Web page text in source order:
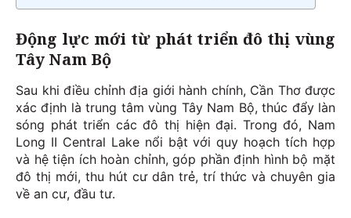
Động lực mới từ phát triển đô thị vùng
Tây Nam Bộ
Sau khi điều chỉnh địa giới hành chính, Cần Thơ được
xác định là trung tâm vùng Tây Nam Bộ, thúc đẩy làn
sóng phát triển các đô thị hiện đại. Trong đó, Nam
Long II Central Lake nổi bật với quy hoạch tích hợp
và hệ tiện ích hoàn chỉnh, góp phần định hình bộ mặt
đô thị mới, thu hút cư dân trẻ, trí thức và chuyên gia
về an cư, đầu tư.